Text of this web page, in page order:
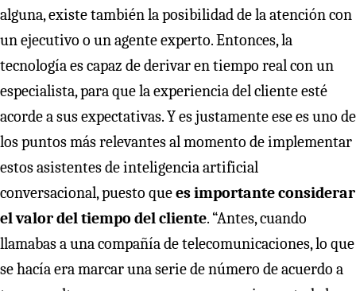
alguna, existe también la posibilidad de la atención con
un ejecutivo o un agente experto. Entonces, la
tecnología es capaz de derivar en tiempo real con un
especialista, para que la experiencia del cliente esté
acorde a sus expectativas. Y es justamente ese es uno de
los puntos más relevantes al momento de implementar
estos asistentes de inteligencia artificial
conversacional, puesto quees importante considerar
el valor del tiempo del cliente. “Antes, cuando
llamabas a una compañía de telecomunicaciones, lo que
se hacía era marcar una serie de número de acuerdo a